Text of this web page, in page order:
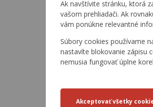
Ak navštívite stránku, ktorá
vašom prehliadači. Ak
vám ponúkne relevantné
Súbory cookies používame
nastavíte blokovanie zápisu
nemusia fungovať úplne